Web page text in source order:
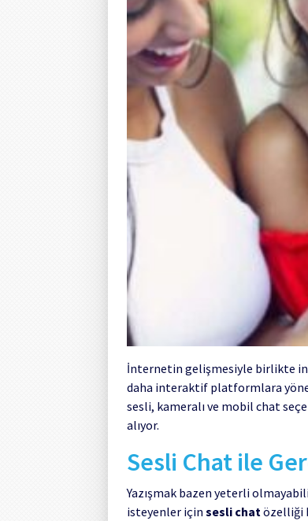
İnternetin gelişmesiyle birlikte
daha interaktif platformlara
sesli, kameralı ve mobil chat
alıyor.
Sesli Chat ile
Yazışmak bazen yeterli
isteyenler için sesli chatözelliği